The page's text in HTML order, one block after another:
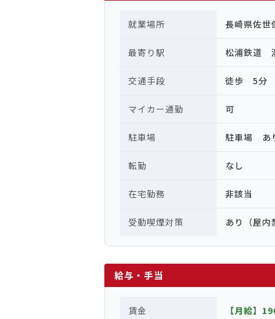
就業場所 長崎県佐世
最寄り駅 松浦鉄道
交通手段 徒歩 5分
マイカー通勤 可
駐車場 駐車場 あ
転勤 なし
在宅勤務 非該当
受動喫煙対策 あり（屋内
給与・手当
賃金 【月給】